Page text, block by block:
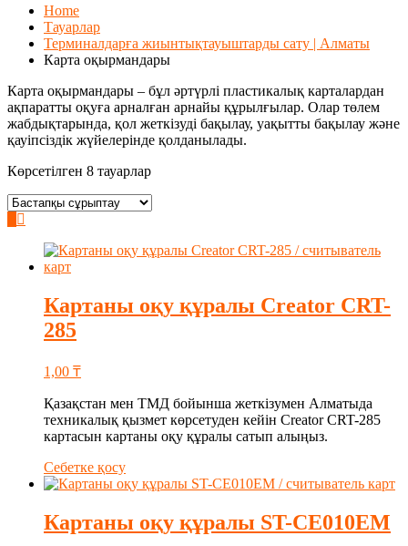
Home
Тауарлар
Терминалдарға жиынтықтауыштарды сату | Алматы
Карта оқырмандары
Карта оқырмандары – бұл әртүрлі пластикалық карталардан
ақпаратты оқуға арналған арнайы құрылғылар. Олар төлем
жабдықтарында, қол жеткізуді бақылау, уақытты бақылау және
қауіпсіздік жүйелерінде қолданылады.
Көрсетілген 8 тауарлар
Картаны оқу құралы Creator CRT-
285
1,00 ₸
Қазақстан мен ТМД бойынша жеткізумен Алматыда
техникалық қызмет көрсетуден кейін Creator CRT-285
картасын картаны оқу құралы сатып алыңыз.
Себетке қосу
Картаны оқу құралы ST-CE010EM